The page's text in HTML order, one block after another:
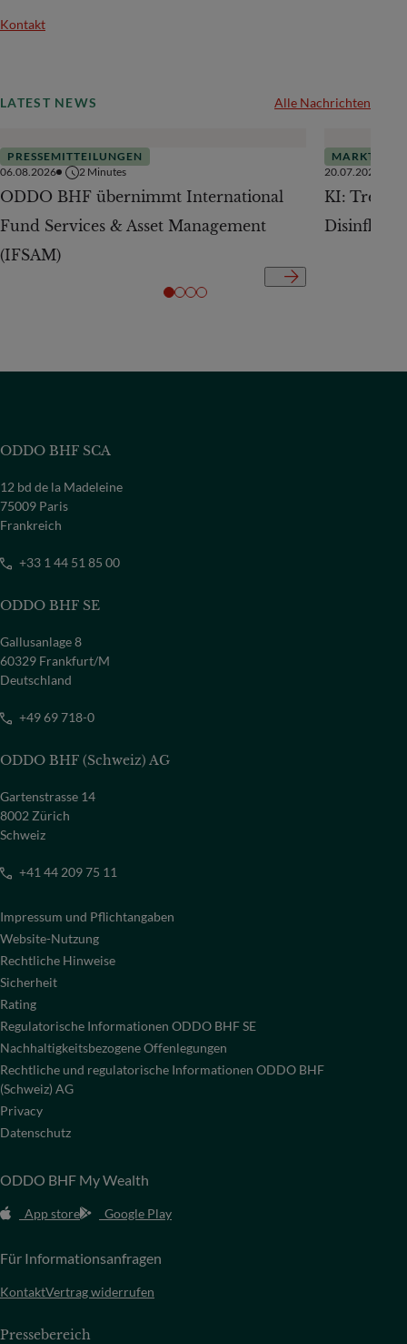
Kontakt
LATEST NEWS Alle Nachrichten
PRESSEMITTEILUNGEN
06.08.2026
2 Minutes
ODDO BHF übernimmt International
Fund Services & Asset Management
(IFSAM)
20.07.2026
KI:
ODDO BHF SCA
12 bd de la Madeleine
75009 Paris
Frankreich
+33 1 44 51 85 00
ODDO BHF SE
Gallusanlage 8
60329 Frankfurt/M
Deutschland
+49 69 718-0
ODDO BHF (Schweiz) AG
Gartenstrasse 14
8002 Zürich
Schweiz
+41 44 209 75 11
Impressum und Pflichtangaben
Website-Nutzung
Rechtliche Hinweise
Sicherheit
Rating
Regulatorische Informationen ODDO BHF SE
Nachhaltigkeitsbezogene Offenlegungen
Rechtliche und regulatorische Informationen ODDO BHF
(Schweiz) AG
Privacy
Datenschutz
ODDO BHF My Wealth
App store Google Play
Für Informationsanfragen
KontaktVertrag widerrufen
Pressebereich